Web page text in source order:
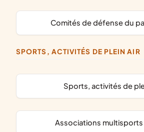
comités de défense du
SPORTS, ACTIVITÉS DE PLEIN AIR
Sports, activités de
associations